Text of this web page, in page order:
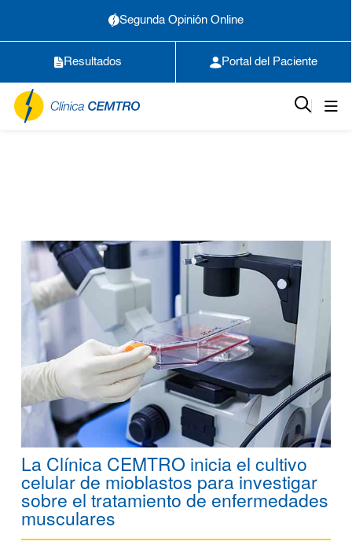
Segunda Opinión Online
Resultados Portal del Paciente
La Clínica CEMTRO inicia el cultivo
celular de mioblastos para investigar
sobre el tratamiento de enfermedades
musculares